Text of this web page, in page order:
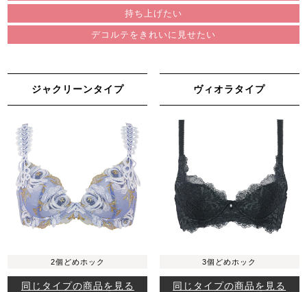
持ち上げたい
デコルテをきれいに見せたい
ジャクリーンタイプ
2個どめホック
同じタイプの商品を見る
ヴィオラタイプ
3個どめホック
同じタイプの商品を見る